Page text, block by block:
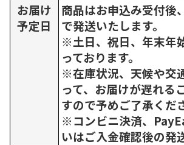
お届け
予定日
商品はお申込み受付後
で発送いたします。
※土日、祝日、年末年
っております。
※在庫状況、天候や交
って、お届けが遅れる
すので予めご了承くだ
※コンビニ決済、
いはご入金確認後の発